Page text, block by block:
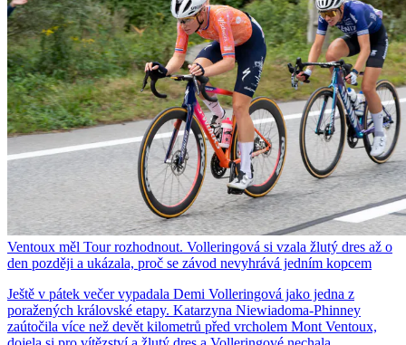
Ventoux měl Tour rozhodnout. Volleringová si vzala žlutý dres až o
den později a ukázala, proč se závod nevyhrává jedním kopcem
Ještě v pátek večer vypadala Demi Volleringová jako jedna z
poražených královské etapy. Katarzyna Niewiadoma-Phinney
zaútočila více než devět kilometrů před vrcholem Mont Ventoux,